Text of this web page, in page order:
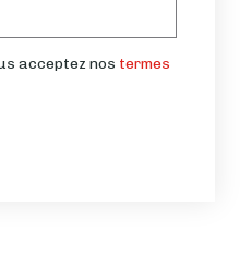
acceptez nos termes